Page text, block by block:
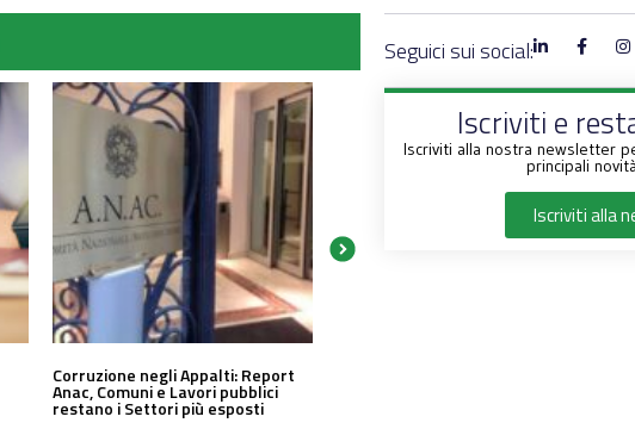
Corruzione negli Appalti: Report
Anac, Comuni e Lavori pubblici
restano i Settori più esposti
Seguici sui social:
Iscriviti e
Iscriviti alla nostra newsletter
principali
Iscriviti alla